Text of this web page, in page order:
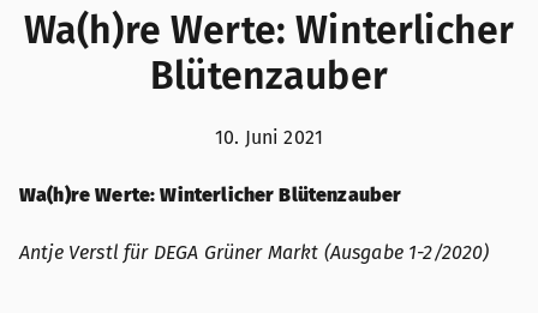
Wa(h)re Werte: Winterlicher
Blütenzauber
10. Juni 2021
Wa(h)re Werte: Winterlicher Blütenzauber
Antje Verstl für DEGA Grüner Markt (Ausgabe 1-2/2020)